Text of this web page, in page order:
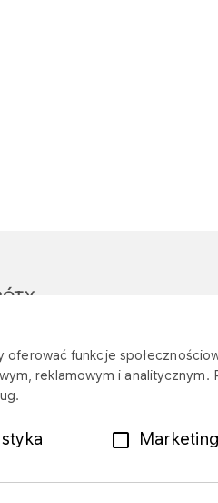
funkcje
reklamowym i
Marketing
Dotacje